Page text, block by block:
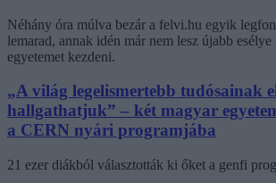
Néhány óra múlva bezár a felvi.hu egyik
lemarad, annak idén már nem lesz újabb esélye
egyetemet kezdeni.
„A világ legelismertebb tudósainak
hallgathatjuk” – két magyar
a CERN nyári programjába
21 ezer diákból választották ki őket a genfi